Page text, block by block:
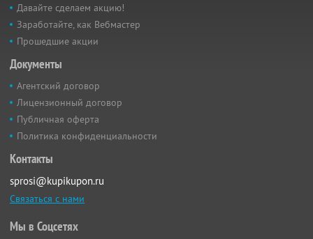
Давайте сделаем акцию!
Заработайте, как Вебмастер
Прошедшие акции
Документы
Агентский договор
Лицензионный договор
Публичная оферта
Политика конфиденциальности
Контакты
sprosi@kupikupon.ru
Связаться с нами
Мы в Соцсетях